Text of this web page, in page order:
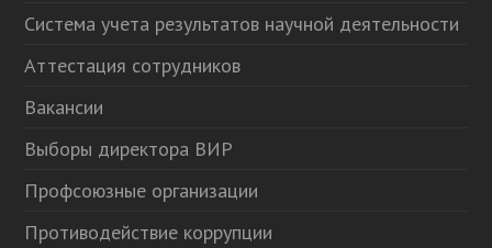
Система учета результатов научной деятельности
Аттестация сотрудников
Вакансии
Выборы директора ВИР
Профсоюзные организации
Противодействие коррупции